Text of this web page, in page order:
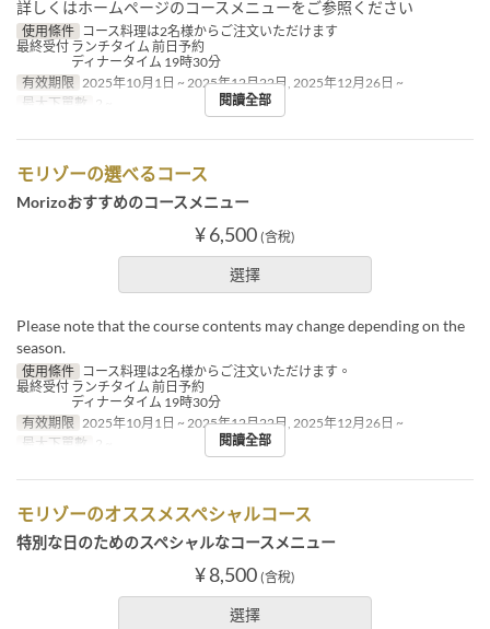
詳しくはホームページのコースメニューをご参照ください
使用條件
コース料理は2名様からご注文いただけます
最終受付 ランチタイム 前日予約
ディナータイム 19時30分
有效期限 2025年10月1日 ~ 2025年12月22日, 2025年12月26日 ~
最大下單數 2 ~ 閱讀全部
モリゾーの選べるコース
Morizoおすすめのコースメニュー
¥ 6,500 (含稅)
選擇
Please note that the course contents may change depending on the
season.
使用條件
コース料理は2名様からご注文いただけます。
最終受付 ランチタイム 前日予約
ディナータイム 19時30分
有效期限 2025年10月1日 ~ 2025年12月22日, 2025年12月26日 ~
最大下單數 2 ~ 閱讀全部
モリゾーのオススメスペシャルコース
特別な日のためのスペシャルなコースメニュー
¥ 8,500 (含稅)
選擇